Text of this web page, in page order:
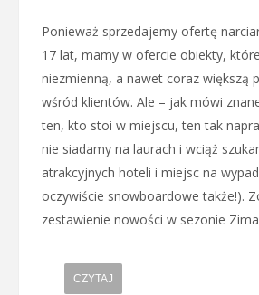
Ponieważ sprzedajemy ofertę
17 lat, mamy w ofercie obiekty,
niezmienną, a nawet coraz większą
wśród klientów. Ale – jak mówi
ten, kto stoi w miejscu, ten tak
nie siadamy na laurach i wciąż
atrakcyjnych hoteli i miejsc na
oczywiście snowboardowe także!).
zestawienie nowości w sezonie
CZYTAJ